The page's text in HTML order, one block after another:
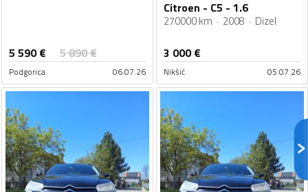
5 590€ 5 890€
Podgorica 06.07.26
Citroen - C5 - 1.6
270000 km 2008 Dizel
3 000€
Nikšić 05.07.26